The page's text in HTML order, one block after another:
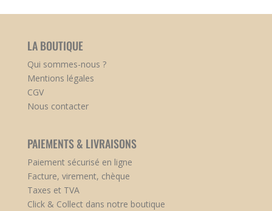
LA BOUTIQUE
Qui sommes-nous ?
Mentions légales
CGV
Nous contacter
PAIEMENTS & LIVRAISONS
Paiement sécurisé en ligne
Facture, virement, chèque
Taxes et TVA
Click & Collect dans notre boutique